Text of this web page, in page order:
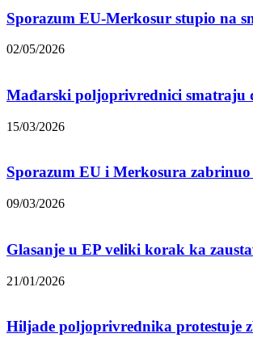
Sporazum EU-Merkosur stupio na
02/05/2026
Mađarski poljoprivrednici smatraju
15/03/2026
Sporazum EU i Merkosura zabrinuo
09/03/2026
Glasanje u EP veliki korak ka
21/01/2026
Hiljade poljoprivrednika protestuje